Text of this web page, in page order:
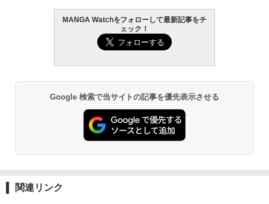
MANGA Watchをフォローして最新記事をチ
ェック！
Google 検索で当サイトの記事を優先表示させる
関連リンク